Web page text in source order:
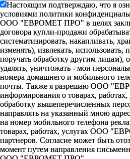
Настоящим подтверждаю, что я
условиями политики
ООО "ЕВРОМЕТ ПРО" в целях
договора купли-продажи
систематизировать, накапливать,
изменять), извлекать, использовать,
поручать обработку другим лицам),
удалять, уничтожать - мои
номера домашнего и мобильного
почты. Также я разрешаю ООО
информирования о товарах, работах,
обработку вышеперечисленных
направлять на указанный мною
на номер мобильного телефона
товарах, работах, услугах ООО
партнеров. Согласие может быть
момент путем направления